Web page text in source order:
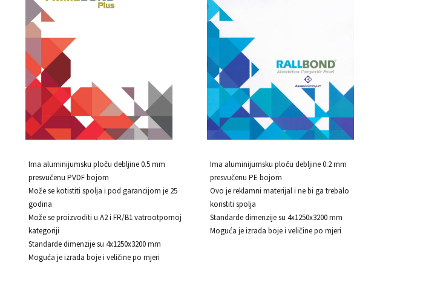
Ima aluminijumsku ploču debljine 0.5 mm
presvučenu PVDF bojom
Može se kotistiti spolja i pod garancijom je 25
godina
Može se proizvoditi u A2 i FR/B1 vatrootpornoj
kategoriji
Standarde dimenzije su 4x1250x3200 mm
Moguća je izrada boje i veličine po mjeri
Ima aluminijumsku ploču debljine 0.2 mm
presvučenu PE bojom
Ovo je reklamni materijal i ne bi ga trebalo
koristiti spolja
Standarde dimenzije su 4x1250x3200 mm
Moguća je izrada boje i veličine po mjeri